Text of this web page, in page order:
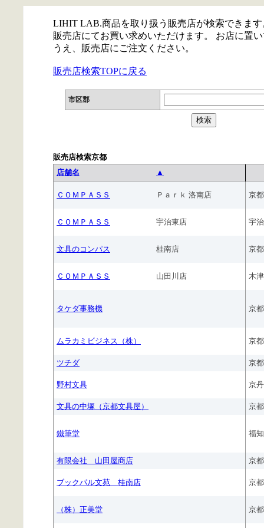
LIHIT LAB.商品を取り扱う販売店が検索できま
販売店にてお買い求めいただけます。 お店に置
うえ、販売店にご注文ください。
販売店検索TOPに戻る
市区郡
販売店検索京都
店舗名
▲
ＣＯＭＰＡＳＳ Ｐａｒｋ 洛南店 京
ＣＯＭＰＡＳＳ 宇治東店 宇
文具のコンパス 桂南店 京
ＣＯＭＰＡＳＳ 山田川店 木
タケダ事務機 京
ムラカミビジネス（株） 京
ツチダ 京
野村文具 京
文具の中塚（京都文具屋） 京
鐵筆堂 福
有限会社 山田屋商店 京
ブックパル文苑 桂南店 京
（株）正美堂 京